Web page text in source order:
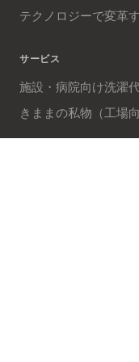
テクノロジーで変革
サービス
施設・病院向け洗濯
きままの私物（工場